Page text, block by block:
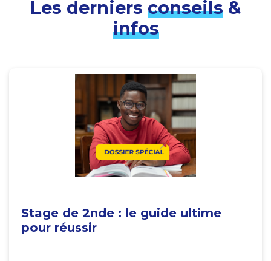
Les derniers conseils&
infos
Stage de 2nde : le guide ultime
pour réussir